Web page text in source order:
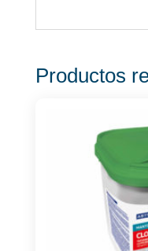
Productos